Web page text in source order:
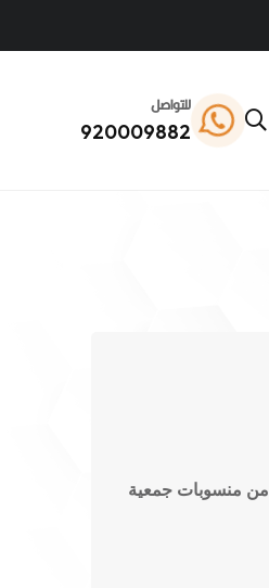
للتواصل
920009882
بالمؤسسة السعودية للتعليم والتدريب ووالتي تستهدف تدريب 24 من منسوبات جمعية